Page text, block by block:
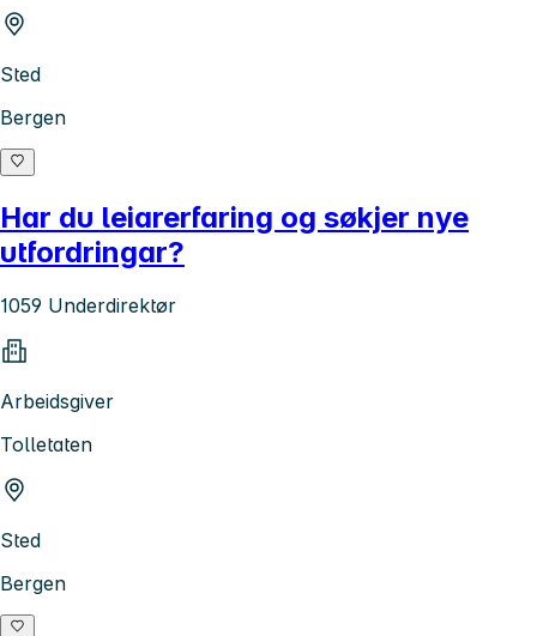
Sted
Bergen
Har du leiarerfaring og søkjer nye
utfordringar?
1059 Underdirektør
Arbeidsgiver
Tolletaten
Sted
Bergen